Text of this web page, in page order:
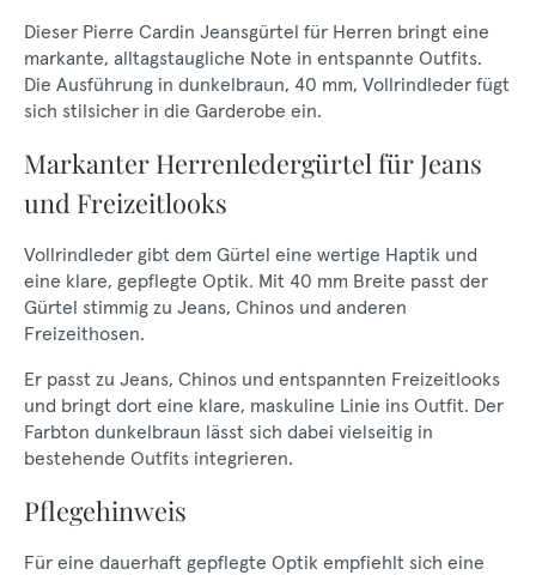
Dieser Pierre Cardin Jeansgürtel für Herren bringt eine
markante, alltagstaugliche Note in entspannte Outfits.
Die Ausführung in dunkelbraun, 40 mm, Vollrindleder fügt
sich stilsicher in die Garderobe ein.
Markanter Herrenledergürtel für Jeans
und Freizeitlooks
Vollrindleder gibt dem Gürtel eine wertige Haptik und
eine klare, gepflegte Optik. Mit 40 mm Breite passt der
Gürtel stimmig zu Jeans, Chinos und anderen
Freizeithosen.
Er passt zu Jeans, Chinos und entspannten Freizeitlooks
und bringt dort eine klare, maskuline Linie ins Outfit. Der
Farbton dunkelbraun lässt sich dabei vielseitig in
bestehende Outfits integrieren.
Pflegehinweis
Für eine dauerhaft gepflegte Optik empfiehlt sich eine